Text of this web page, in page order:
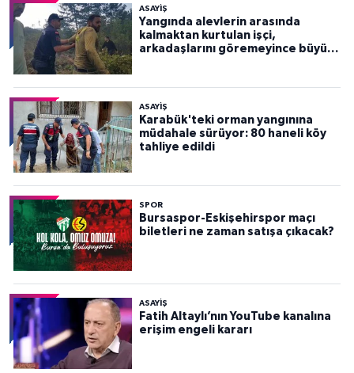
ASAYİŞ
Yangında alevlerin arasında
kalmaktan kurtulan işçi,
arkadaşlarını göremeyince büyük
ASAYİŞ
Karabük'teki orman yangınına
müdahale sürüyor: 80 haneli köy
tahliye edildi
SPOR
Bursaspor-Eskişehirspor maçı
biletleri ne zaman satışa çıkacak?
ASAYİŞ
Fatih Altaylı’nın YouTube kanalına
erişim engeli kararı